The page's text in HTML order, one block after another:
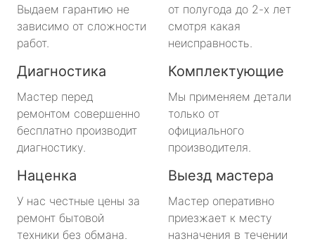
Выдаем гарантию не
зависимо от сложности
работ.
от полугода до 2-х лет
смотря какая
неисправность.
Диагностика
Мастер перед
ремонтом совершенно
бесплатно производит
диагностику.
Комплектующие
Мы применяем детали
только от
официального
производителя.
Наценка
У нас честные цены за
ремонт бытовой
техники без обмана.
Выезд мастера
Мастер оперативно
приезжает к месту
назначения в течении